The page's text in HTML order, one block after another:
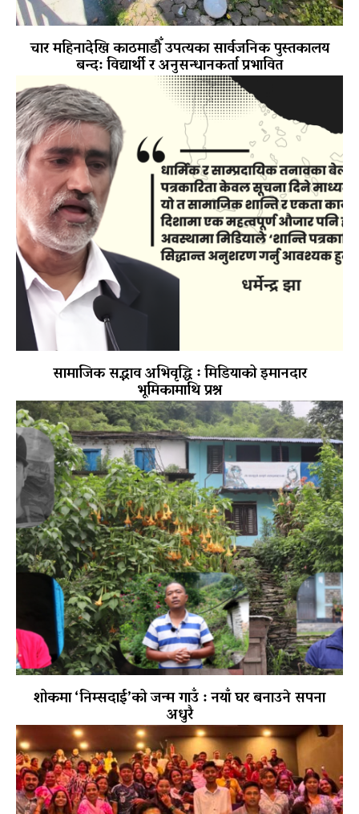
चार महिनादेखि काठमाडौँ उपत्यका सार्वजनिक पुस्तकालय
बन्द: विद्यार्थी र अनुसन्धानकर्ता प्रभावित
सामाजिक सद्भाव अभिवृद्धि ः मिडियाको इमानदार
भूमिकामाथि प्रश्न
शोकमा ‘निम्सदाई’को जन्म गाउँ : नयाँ घर बनाउने सपना
अधुरै